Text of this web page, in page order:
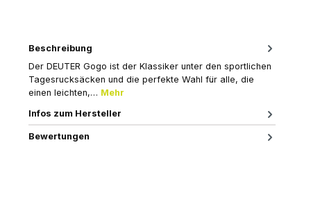
Beschreibung
Der DEUTER Gogo ist der Klassiker unter den sportlichen
Tagesrucksäcken und die perfekte Wahl für alle, die
einen leichten,… Mehr
Infos zum Hersteller
Bewertungen